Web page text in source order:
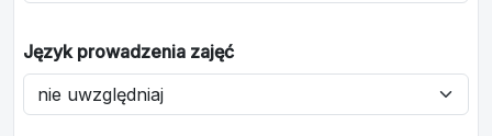
Język prowadzenia zajęć